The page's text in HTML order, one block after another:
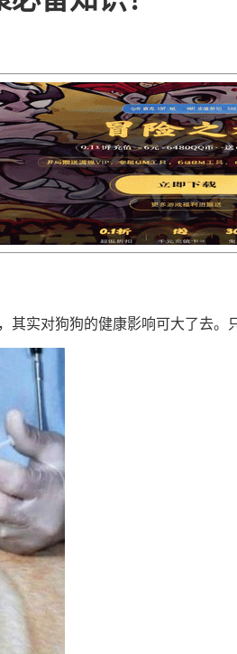
实对狗狗的健康影响可大了去